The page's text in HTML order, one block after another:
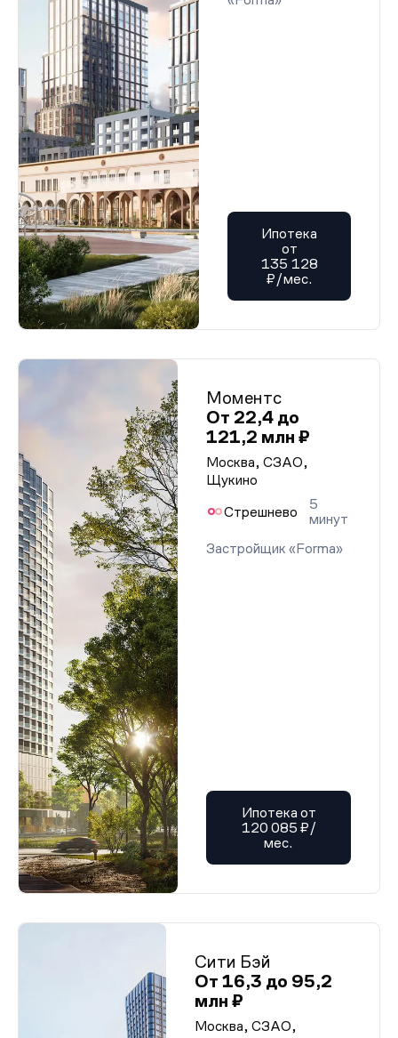
Ипотека
от
135 128
₽/мес.
Моментс
От 22,4 до
121,2 млн ₽
Москва, СЗАО,
Щукино
Стрешнево
5
минут
Застройщик «Forma»
Ипотека от
120 085 ₽/
мес.
Сити Бэй
От 16,3 до 95,2
млн ₽
Москва, СЗАО,